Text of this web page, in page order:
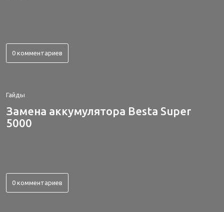
0 комментариев
Гайды
Замена аккумулятора Besta Super
5000
0 комментариев